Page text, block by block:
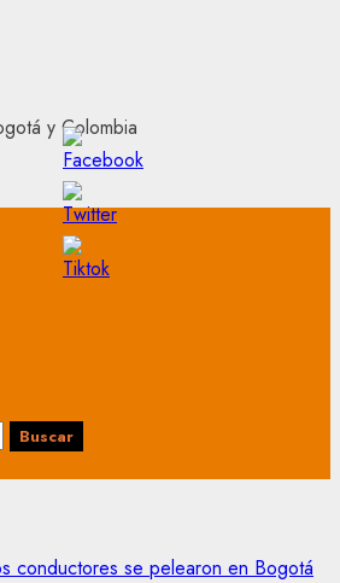
y Colombia
conductores se pelearon en Bogotá